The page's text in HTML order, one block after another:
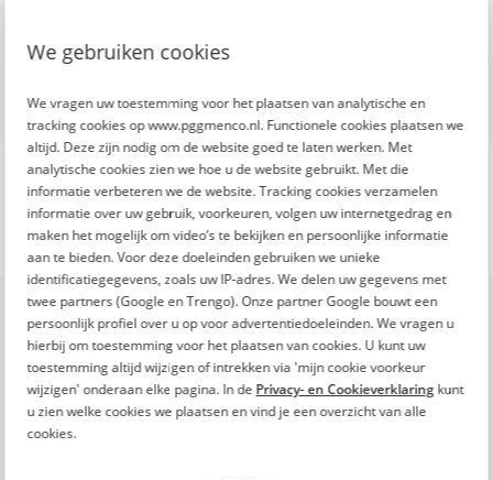
We gebruiken cookies
We vragen uw toestemming voor het plaatsen van analytische en
tracking cookies op www.pggmenco.nl. Functionele cookies plaatsen we
altijd. Deze zijn nodig om de website goed te laten werken. Met
analytische cookies zien we hoe u de website gebruikt. Met die
informatie verbeteren we de website. Tracking cookies verzamelen
informatie over uw gebruik, voorkeuren, volgen uw internetgedrag en
maken het mogelijk om video’s te bekijken en persoonlijke informatie
aan te bieden. Voor deze doeleinden gebruiken we unieke
identificatiegegevens, zoals uw IP-adres. We delen uw gegevens met
twee partners (Google en Trengo). Onze partner Google bouwt een
persoonlijk profiel over u op voor advertentiedoeleinden. We vragen u
hierbij om toestemming voor het plaatsen van cookies. U kunt uw
toestemming altijd wijzigen of intrekken via 'mijn cookie voorkeur
wijzigen' onderaan elke pagina. In de Privacy- en Cookieverklaringkunt
u zien welke cookies we plaatsen en vind je een overzicht van alle
cookies.
Onze missie
De toenemende inflatie en stijgende kosten
maken het leven steeds duurder. Ook
professionals in zorg en welzijn merken dit in
hun portemonnee.
Om professionals in zorg en welzijn te helpen,